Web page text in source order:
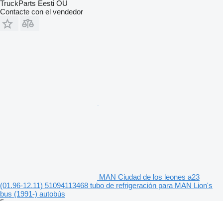
TruckParts Eesti OÜ
Contacte con el vendedor
MAN Ciudad de los leones a23
(01.96-12.11) 51094113468 tubo de refrigeración para MAN Lion's
bus (1991-) autobús